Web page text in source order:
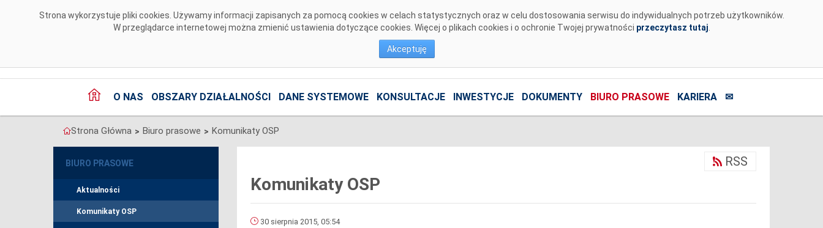
Strona wykorzystuje pliki cookies. Używamy informacji zapisanych za pomocą cookies w celach statystycznych oraz w celu dostosowania serwisu do indywidualnych potrzeb użytkowników.
W przeglądarce internetowej można zmienić ustawienia dotyczące cookies. Więcej o plikach cookies i o ochronie Twojej prywatności przeczytasz tutaj
Akceptuję
O NAS OBSZARY DZIAŁALNOŚCI DANE SYSTEMOWE KONSULTACJE INWESTYCJE DOKUMENTY BIURO PRASOWE KARIERA ✉
Strona Główna > Biuro prasowe > Komunikaty OSP
BIURO PRASOWE
Aktualności
Komunikaty OSP
Komunikaty OSP
RSS
30 sierpnia 2015, 05:54